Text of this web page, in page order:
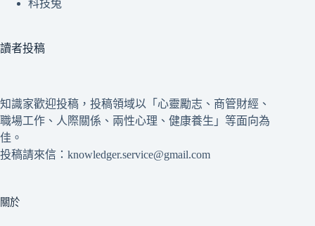
科技兔
讀者投稿
知識家歡迎投稿，投稿領域以「心靈勵志、商管財經、
職場工作、人際關係、兩性心理、健康養生」等面向為
佳。
投稿請來信：knowledger.service@gmail.com
關於